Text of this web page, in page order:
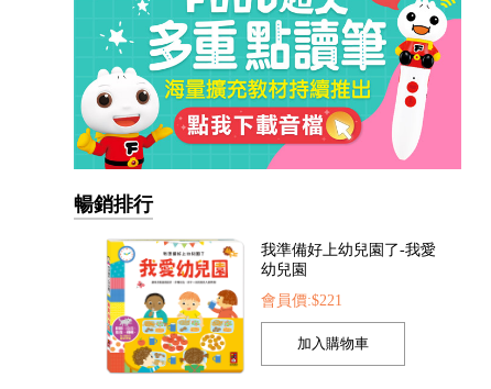
暢銷排行
我的第一本認知學習翻翻
書-我長大了
會員價:$221